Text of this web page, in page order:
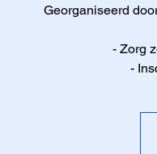
Georganiseerd
- Zorg
-